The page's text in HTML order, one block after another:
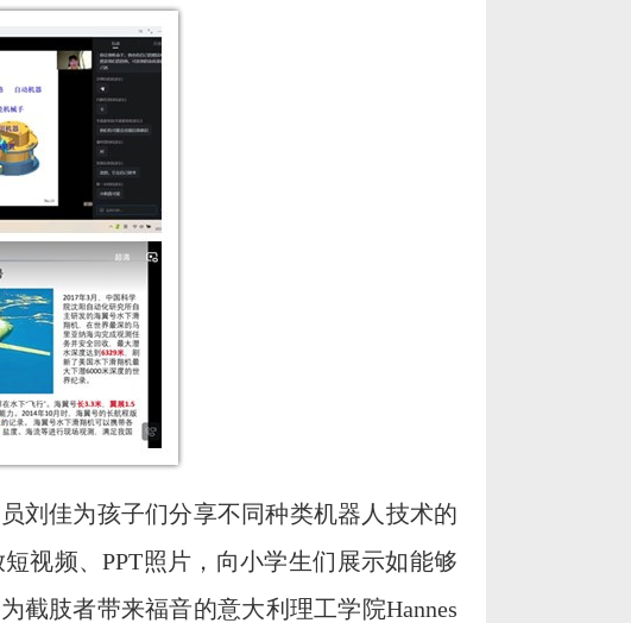
刘佳为孩子们分享不同种类机器人技术的
视频、PPT照片，向小学生们展示如能够
截肢者带来福音的意大利理工学院Hannes